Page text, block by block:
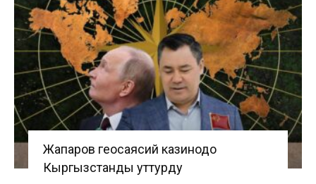
Жапаров геосаясий казинодо
Кыргызстанды уттурду